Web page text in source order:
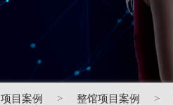
项目案例 > 整馆项目案例 >